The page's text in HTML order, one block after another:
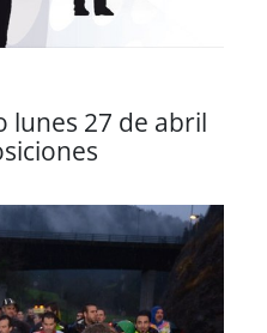
27 de abril